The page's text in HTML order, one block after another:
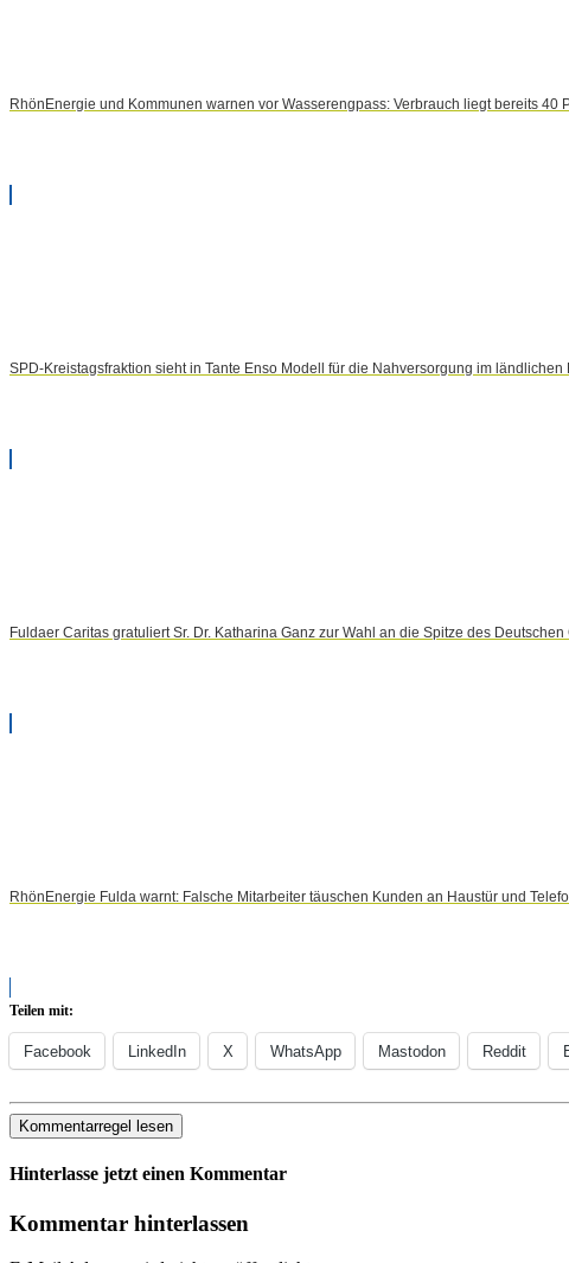
RhönEnergie und Kommunen warnen vor Wasserengpass: Verbrauch liegt bereits 40
SPD-Kreistagsfraktion sieht in Tante Enso Modell für die Nahversorgung im ländlichen
Fuldaer Caritas gratuliert Sr. Dr. Katharina Ganz zur Wahl an die Spitze des
RhönEnergie Fulda warnt: Falsche Mitarbeiter täuschen Kunden an Haustür und
Teilen mit:
Facebook LinkedIn X WhatsApp Mastodon Reddit
Kommentarregel lesen
Hinterlasse jetzt einen Kommentar
Kommentar hinterlassen